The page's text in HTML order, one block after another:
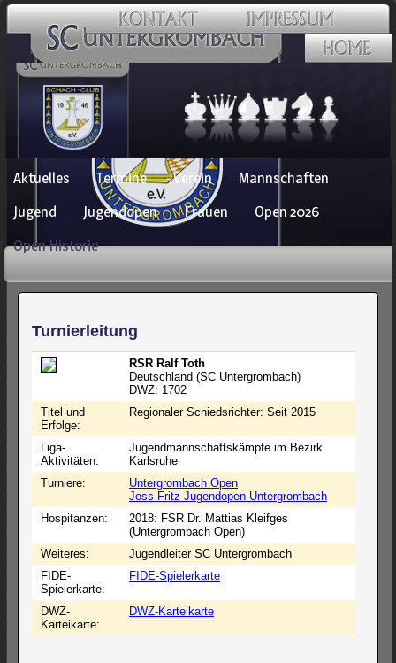
Navigation
überspringen
Aktuelles Termine Verein
Mannschaften
Jugend
Jugendopen Frauen
Open 2026
Open Historie
Turnierleitung
RSR Ralf Toth
Deutschland (SC Untergrombach)
DWZ: 1702
Titel und
Erfolge:
Regionaler Schiedsrichter: Seit 2015
Liga-
Aktivitäten:
Jugendmannschaftskämpfe im Bezirk
Karlsruhe
Turniere:
Untergrombach Open
Joss-Fritz Jugendopen Untergrombach
Hospitanzen:
2018: FSR Dr. Mattias Kleifges
(Untergrombach Open)
Weiteres:
Jugendleiter SC Untergrombach
FIDE-
Spielerkarte:
FIDE-Spielerkarte
DWZ-
Karteikarte:
DWZ-Karteikarte